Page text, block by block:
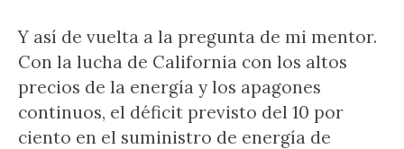
Y así de vuelta a la pregunta de mi mentor.
Con la lucha de California con los altos
precios de la energía y los apagones
continuos, el déficit previsto del 10 por
ciento en el suministro de energía de